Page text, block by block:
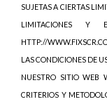
SUJETAS A CIERTAS
LIMITACIONES Y
HTTP://
LAS CONDICIONES DE
NUESTRO SITIO WEB
CRITERIOS Y